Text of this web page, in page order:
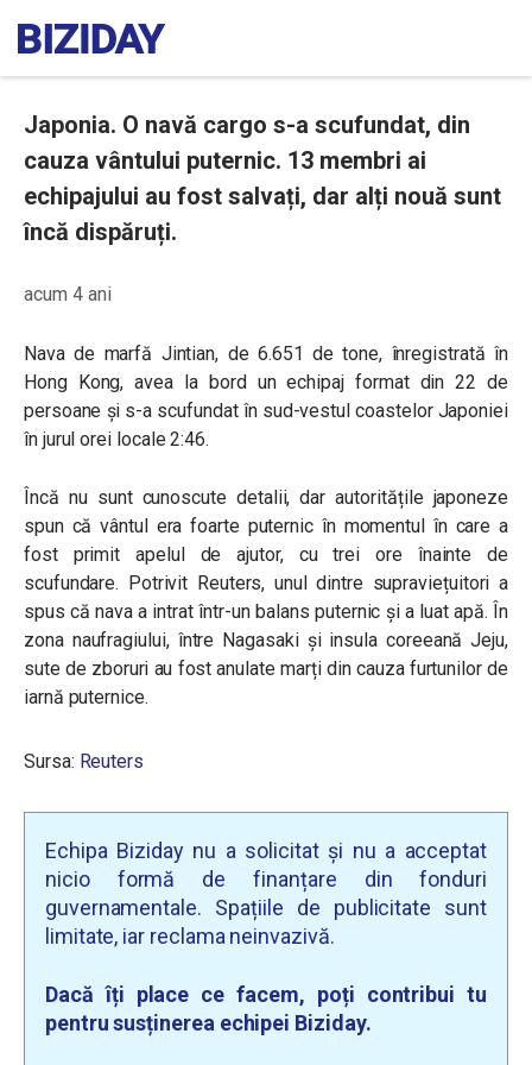
Japonia. O navă cargo s-a scufundat, din
cauza vântului puternic. 13 membri ai
echipajului au fost salvați, dar alți nouă sunt
încă dispăruți.
acum 4 ani
Nava de marfă Jintian, de 6.651 de tone, înregistrată în
Hong Kong, avea la bord un echipaj format din 22 de
persoane și s-a scufundat în sud-vestul coastelor Japoniei
în jurul orei locale 2:46.
Încă nu sunt cunoscute detalii, dar autoritățile japoneze
spun că vântul era foarte puternic în momentul în care a
fost primit apelul de ajutor, cu trei ore înainte de
scufundare. Potrivit Reuters, unul dintre supraviețuitori a
spus că nava a intrat într-un balans puternic și a luat apă. În
zona naufragiului, între Nagasaki și insula coreeană Jeju,
sute de zboruri au fost anulate marți din cauza furtunilor de
iarnă puternice.
Sursa: Reuters
Echipa Biziday nu a solicitat și nu a acceptat
nicio formă de finanțare din fonduri
guvernamentale. Spațiile de publicitate sunt
limitate, iar reclama neinvazivă.
Dacă îți place ce facem, poți contribui tu
pentru susținerea echipei Biziday.